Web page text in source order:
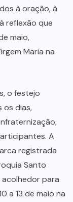
à oração, à
reflexão que
maio,
Maria na
o festejo
os dias,
A
registrada
Santo
para
a 13 de maio na